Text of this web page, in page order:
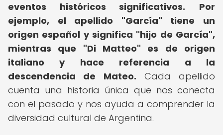
eventos históricos significativos.
Por
ejemplo, el apellido "García" tiene un
origen español y significa "hijo de García",
mientras que "Di Matteo" es de origen
italiano y hace referencia a la
descendencia de Mateo. Cada apellido
cuenta una historia única que nos conecta
con el pasado y nos ayuda a comprender la
diversidad cultural de Argentina.